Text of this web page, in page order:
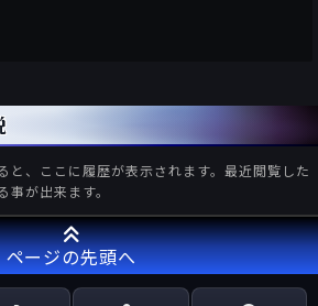
と、ここに履歴が表示されます。最近閲覧した
が出来ます。
ページの先頭へ